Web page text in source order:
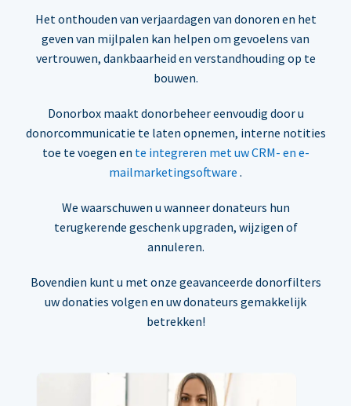
Het onthouden van verjaardagen van donoren en het
geven van mijlpalen kan helpen om gevoelens van
vertrouwen, dankbaarheid en verstandhouding op te
bouwen.
Donorbox maakt donorbeheer eenvoudig door u
donorcommunicatie te laten opnemen, interne notities
toe te voegen en te integreren met uw CRM- en e-
mailmarketingsoftware .
We waarschuwen u wanneer donateurs hun
terugkerende geschenk upgraden, wijzigen of
annuleren.
Bovendien kunt u met onze geavanceerde donorfilters
uw donaties volgen en uw donateurs gemakkelijk
betrekken!